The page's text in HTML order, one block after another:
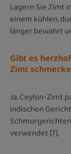
Lagern Sie Zimt
einem kühlen,
länger bewahrt
Gibt es
Zimt
Ja, Ceylon-Zimt
indischen
verwendet [7].